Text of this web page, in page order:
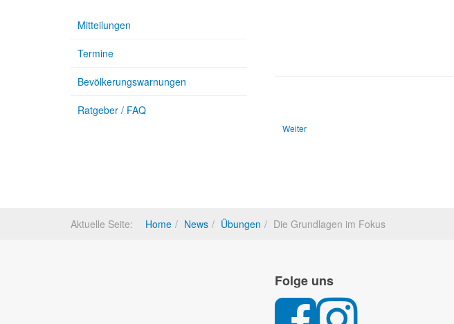
Nächster Beitrag: Zusammenarbeit weiter üben
Weiter
Mitteilungen
Termine
Bevölkerungswarnungen
Ratgeber / FAQ
Aktuelle Seite: Home News Übungen Die Grundlagen im Fokus
Folge uns